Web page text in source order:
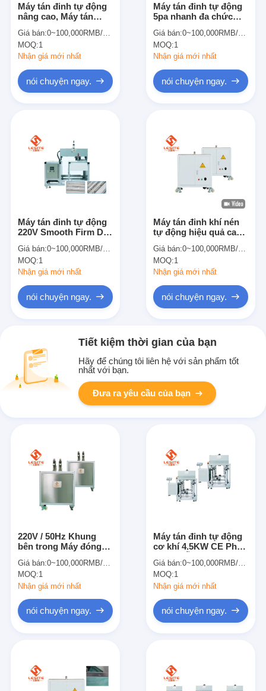
Máy tán đinh tự động
nâng cao, Máy tán
bên trong
Giá bán:0~100,000RMB/PCS
MOQ:1
Nhận giá mới nhất
nói chuyện ngay.
Máy tán đinh tự động
5pa nhanh đa chức
Giá bán:0~100,000RMB/PCS
MOQ:1
Nhận giá mới nhất
nói chuyện ngay.
Máy tán đinh tự động
220V Smooth Firm Dễ
Giá bán:0~100,000RMB/PCS
MOQ:1
Nhận giá mới nhất
nói chuyện ngay.
Máy tán đinh khí nén
tự động hiệu quả cao
Giá bán:0~100,000RMB/PCS
MOQ:1
Nhận giá mới nhất
nói chuyện ngay.
Tiết kiệm thời gian của bạn
Hãy để chúng tôi liên hệ với sản phẩm tốt
nhất với bạn.
Đưa ra yêu cầu của bạn
220V / 50Hz Khung
bên trong Máy đóng
lọc
Giá bán:0~100,000RMB/PCS
MOQ:1
Nhận giá mới nhất
nói chuyện ngay.
Máy tán đinh tự động
cơ khí 4.5KW CE Phê
Giá bán:0~100,000RMB/PCS
MOQ:1
Nhận giá mới nhất
nói chuyện ngay.